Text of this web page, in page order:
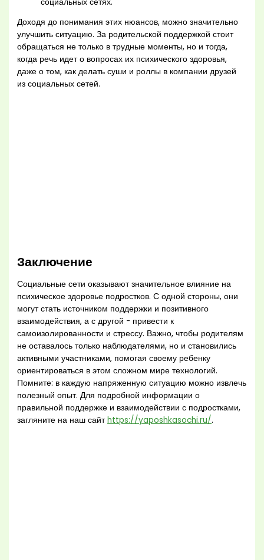
Доходя до понимания этих нюансов, можно значительно
улучшить ситуацию. За родительской поддержкой стоит
обращаться не только в трудные моменты, но и тогда,
когда речь идет о вопросах их психического здоровья,
даже о том, как делать суши и роллы в компании друзей
из социальных сетей.
Заключение
Социальные сети оказывают значительное влияние на
психическое здоровье подростков. С одной стороны, они
могут стать источником поддержки и позитивного
взаимодействия, а с другой - привести к
самоизолированности и стрессу. Важно, чтобы родителям
не оставалось только наблюдателями, но и становились
активными участниками, помогая своему ребенку
ориентироваться в этом сложном мире технологий.
Помните: в каждую напряженную ситуацию можно извлечь
полезный опыт. Для подробной информации о
правильной поддержке и взаимодействии с подростками,
загляните на наш сайтhttps://yaposhkasochi.ru/.